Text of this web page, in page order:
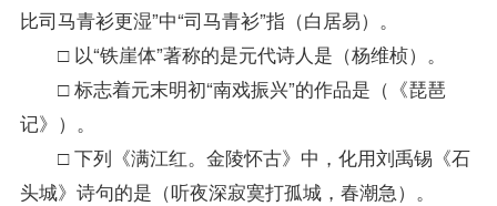
比司马青衫更湿”中“司马青衫”指（白居易）。
□ 以“铁崖体”著称的是元代诗人是（杨维桢）。
□ 标志着元末明初“南戏振兴”的作品是（《琵琶
记》）。
□ 下列《满江红。金陵怀古》中，化用刘禹锡《石
头城》诗句的是（听夜深寂寞打孤城，春潮急）。